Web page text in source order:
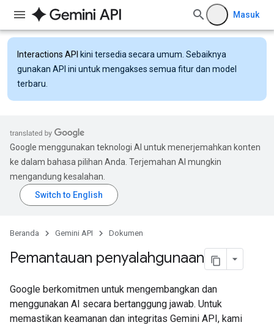
Masuk
Interactions API kini tersedia secara umum. Sebaiknya
gunakan API ini untuk mengakses semua fitur dan model
terbaru.
Google menggunakan teknologi AI untuk menerjemahkan konten
ke dalam bahasa pilihan Anda. Terjemahan AI mungkin
mengandung kesalahan.
Beranda Gemini API Dokumen
Pemantauan penyalahgunaan
Google berkomitmen untuk mengembangkan dan
menggunakan AI secara bertanggung jawab. Untuk
memastikan keamanan dan integritas Gemini API, kami